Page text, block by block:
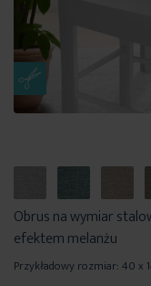
Obrus na wymiar
efektem melanżu
Przykładowy rozmiar: 40 x